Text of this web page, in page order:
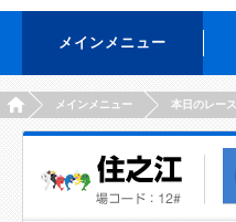
メインメニュー
HOMEメインメニュー 本日のレース